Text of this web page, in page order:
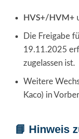
HVS+/HVM+
Die Freigabe
19.11.2025
zugelassen ist.
Weitere
Kaco) in
📘 Hinweis